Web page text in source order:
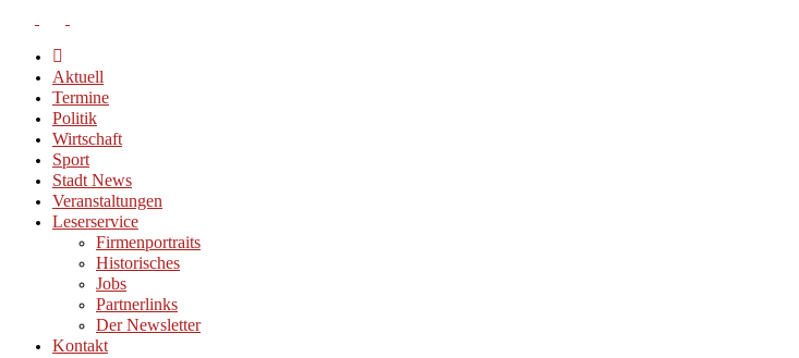
Aktuell
Termine
Politik
Wirtschaft
Sport
Stadt News
Veranstaltungen
Leserservice
Firmenportraits
Historisches
Jobs
Partnerlinks
Der Newsletter
Kontakt